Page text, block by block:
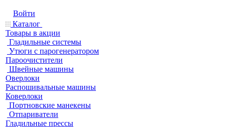
Войти
Каталог
Товары в акции
Гладильные системы
Утюги с парогенератором
Пароочистители
Швейные машины
Оверлоки
Распошивальные машины
Коверлоки
Портновские манекены
Отпариватели
Гладильные прессы